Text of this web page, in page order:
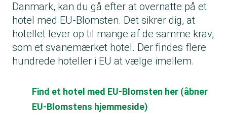
Danmark, kan du gå efter at overnatte på et
hotel med EU-Blomsten. Det sikrer dig, at
hotellet lever op til mange af de samme krav,
som et svanemærket hotel. Der findes flere
hundrede hoteller i EU at vælge imellem.
Find et hotel med EU-Blomsten her (åbner
EU-Blomstens hjemmeside)